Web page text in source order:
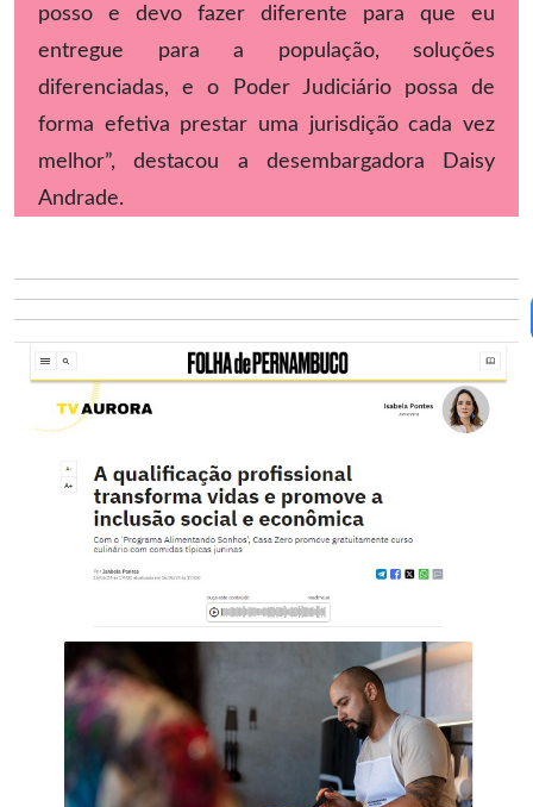
posso e devo fazer diferente para que eu
entregue para a população, soluções
diferenciadas, e o Poder Judiciário possa de
forma efetiva prestar uma jurisdição cada vez
melhor”, destacou a desembargadora Daisy
Andrade.